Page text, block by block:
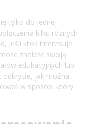
tylko do jednej
kilku różnych
jeśli ktoś interesuje
znaleźć swoją
edukacyjnych lub
odkrycie, jak można
w sposób, który